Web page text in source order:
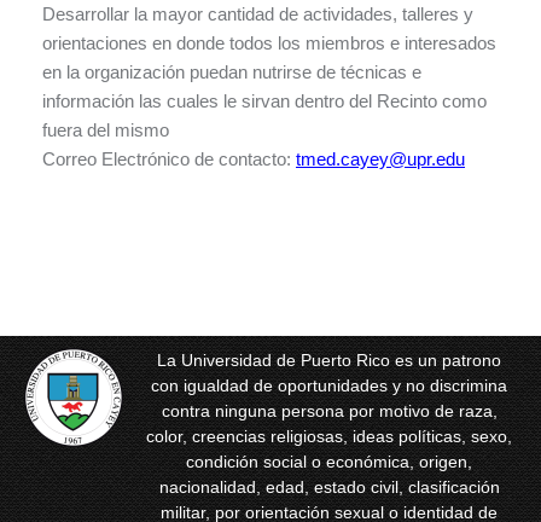
Desarrollar la mayor cantidad de actividades, talleres y
orientaciones en donde todos los miembros e interesados
en la organización puedan nutrirse de técnicas e
información las cuales le sirvan dentro del Recinto como
fuera del mismo
Correo Electrónico de contacto: tmed.cayey@upr.edu
La Universidad de Puerto Rico es un patrono
con igualdad de oportunidades y no discrimina
contra ninguna persona por motivo de raza,
color, creencias religiosas, ideas políticas, sexo,
condición social o económica, origen,
nacionalidad, edad, estado civil, clasificación
militar, por orientación sexual o identidad de